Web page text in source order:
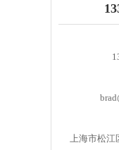
上海市松江